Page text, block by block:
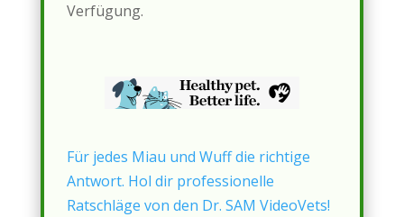
Verfügung.
Für jedes Miau und Wuff die richtige
Antwort. Hol dir professionelle
Ratschläge von den Dr. SAM VideoVets!